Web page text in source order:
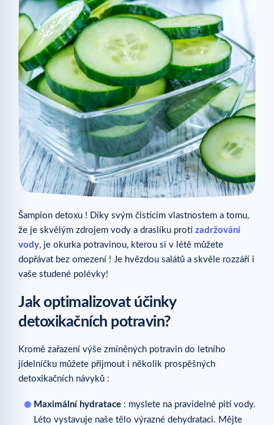
Šampion detoxu ! Díky svým čisticím vlastnostem a tomu,
že je skvělým zdrojem vody a draslíku proti zadržování
vody, je okurka potravinou, kterou si v létě můžete
dopřávat bez omezení ! Je hvězdou salátů a skvěle rozzáří i
vaše studené polévky!
Jak optimalizovat účinky
detoxikačních potravin?
Kromě zařazení výše zmíněných potravin do letního
jídelníčku můžete přijmout i několik prospěšných
detoxikačních návyků :
Maximální hydratace : myslete na pravidelné pití vody.
Léto vystavuje naše tělo výrazné dehydrataci. Mějte